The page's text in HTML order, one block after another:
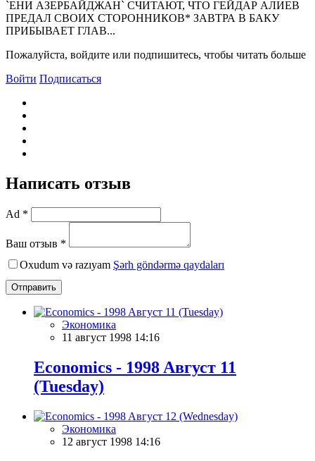
`ЕHИ АЗЕРБАЙДЖАH` СЧИТАЮТ, ЧТО ГЕЙДАР АЛИЕВ
ПРЕДАЛ СВОИХ СТОРОHHИКОВ* ЗАВТРА В БАКУ
ПРИБЫВАЕТ ГЛАВ...
Пожалуйста, войдите или подпишитесь, чтобы читать больше
Войти Подписаться
Написать отзыв
Ad *
Ваш отзыв *
Oxudum və razıyam Şərh göndərmə qaydaları
Отправить
Экономика
11 август 1998 14:16
Economics - 1998 Aвгуст 11
(Tuesday)
Экономика
12 август 1998 14:16